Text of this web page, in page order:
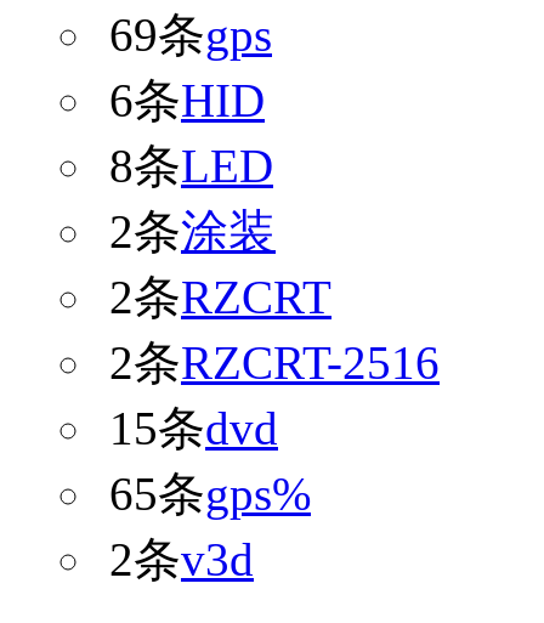
69条gps
6条HID
8条LED
2条涂装
2条RZCRT
2条RZCRT-2516
15条dvd
65条gps%
2条v3d